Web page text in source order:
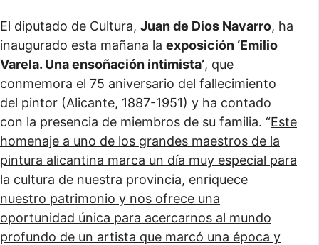
El diputado de Cultura, Juan de Dios Navarro, ha
inaugurado esta mañana la exposición ‘Emilio
Varela. Una ensoñación intimista’, que
conmemora el 75 aniversario del fallecimiento
del pintor (Alicante, 1887-1951) y ha contado
con la presencia de miembros de su familia. “Este
homenaje a uno de los grandes maestros de la
pintura alicantina marca un día muy especial para
la cultura de nuestra provincia, enriquece
nuestro patrimonio y nos ofrece una
oportunidad única para acercarnos al mundo
profundo de un artista que marcó una época y